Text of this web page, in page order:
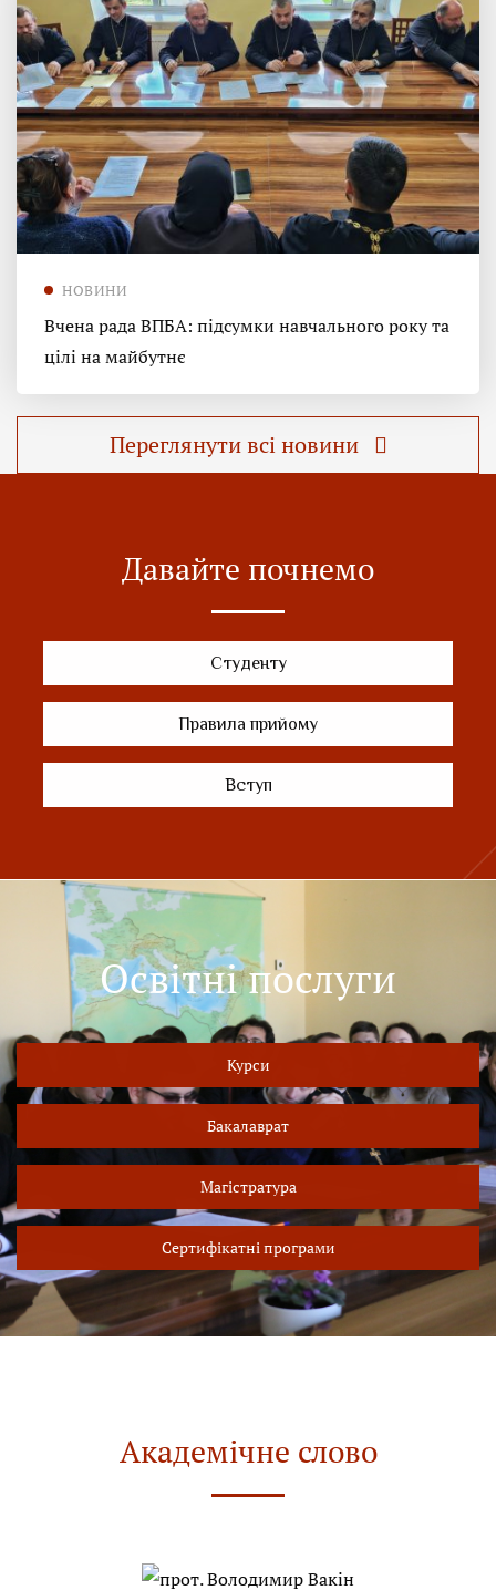
НОВИНИ
Вчена рада ВПБА: підсумки навчального року та
цілі на майбутнє
Переглянути всі новини
Давайте почнемо
Студенту
Правила прийому
Вступ
Освітні послуги
Курси
Бакалаврат
Магістратура
Сертифікатні програми
Академічне слово